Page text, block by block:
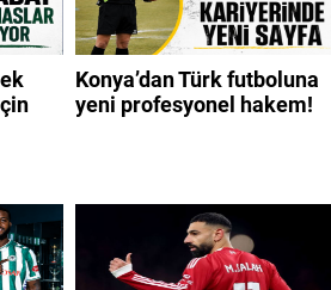
Konya’dan Türk futboluna
yeni profesyonel hakem!